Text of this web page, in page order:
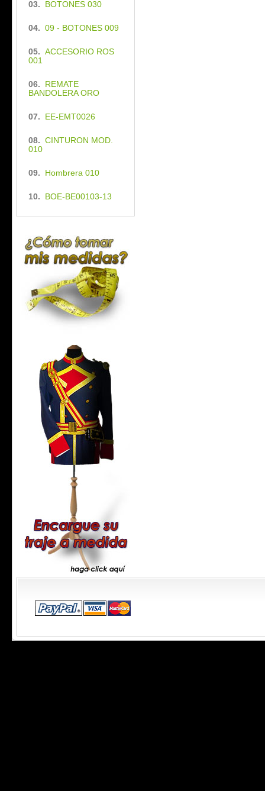
03. BOTONES 030
04. 09 - BOTONES 009
05. ACCESORIO ROS
001
06. REMATE
BANDOLERA ORO
07. EE-EMT0026
08. CINTURON MOD.
010
09. Hombrera 010
10. BOE-BE00103-13